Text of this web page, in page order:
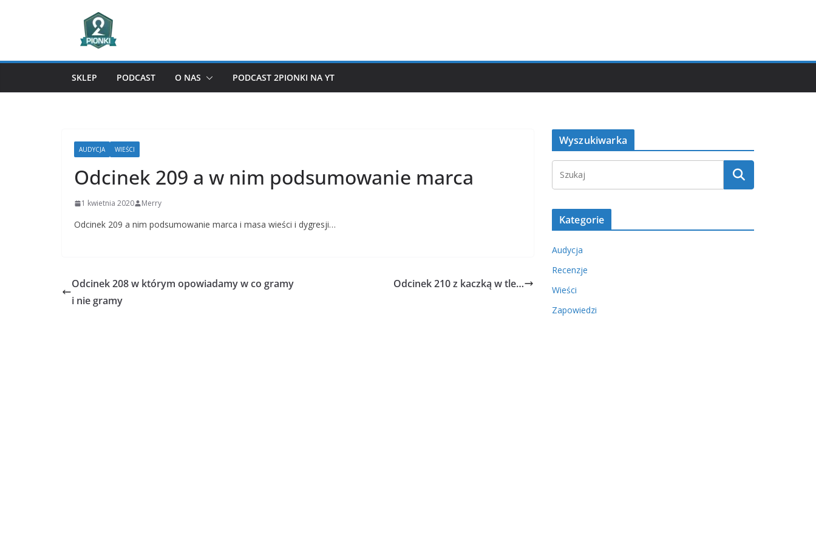
SKLEP PODCAST O NAS PODCAST 2PIONKI NA YT
AUDYCJA WIEŚCI
Odcinek 209 a w nim podsumowanie marca
1 kwietnia 2020 Merry
Odcinek 209 a nim podsumowanie marca i masa wieści i dygresji…
Odcinek 208 w którym opowiadamy w co gramy
i nie gramy
Odcinek 210 z kaczką w tle…
Wyszukiwarka
Kategorie
Audycja
Recenzje
Wieści
Zapowiedzi